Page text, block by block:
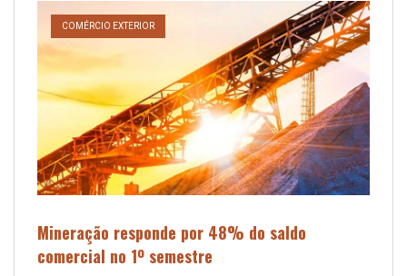
COMÉRCIO EXTERIOR
Mineração responde por 48% do saldo
comercial no 1º semestre